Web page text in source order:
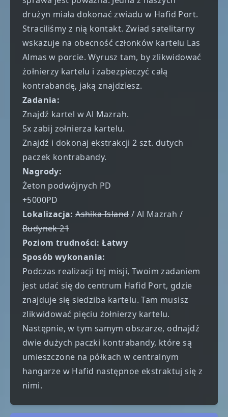
drużyn miała dokonać zwiadu w Hafid Port.
Straciliśmy z nią kontakt. Zwiad satelitarny
wskazuje na obecność członków kartelu Las
Almas w porcie. Wyrusz tam, by zlikwidować
żołnierzy kartelu i zabezpieczyć całą
kontrabandę, jaką znajdziesz.
Zadania:
Znajdź kartel w Al Mazrah.
5x zabij zołnierza kartelu.
Znajdź i dokonaj ekstrakcji 2 szt. dutych
paczek kontrabandy.
Nagrody:
Żeton podwójnych PD
+5000PD
Lokalizacja:Ashika Island/ Al Mazrah /
Budynek 21
Poziom trudności: Łatwy
Sposób wykonania:
Podczas realizacji tej misji, Twoim zadaniem
jest udać się do centrum Hafid Port, gdzie
znajduje się siedziba kartelu. Tam musisz
zlikwidować pięciu żołnierzy kartelu.
Następnie, w tym samym obszarze, odnajdź
dwie dużych paczki kontrabandy, które są
umieszczone na półkach w centralnym
hangarze w Hafid następnoe ekstraktuj się z
nimi.